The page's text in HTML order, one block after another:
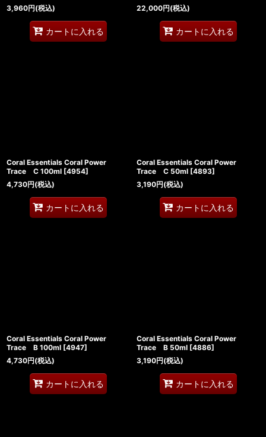
3,960円(税込)
カートに入れる
22,000円(税込)
カートに入れる
Coral Essentials Coral Power
Trace C 100ml [4954]
4,730円(税込)
カートに入れる
Coral Essentials Coral Power
Trace C 50ml [4893]
3,190円(税込)
カートに入れる
Coral Essentials Coral Power
Trace B 100ml [4947]
4,730円(税込)
カートに入れる
Coral Essentials Coral Power
Trace B 50ml [4886]
3,190円(税込)
カートに入れる